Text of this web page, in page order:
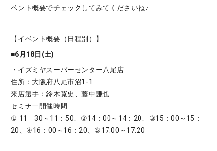
ベント概要でチェックしてみてくださいね♪
【イベント概要（日程別）】
■6月18日(土)
・イズミヤスーパーセンター八尾店
住所：大阪府八尾市沼1-1
来店選手：鈴木寛史、藤中謙也
セミナー開催時間
① 11：30～11：50、②14：00～14：20、③15：00～15：
20、④16：00～16：20、⑤17:00～17:20